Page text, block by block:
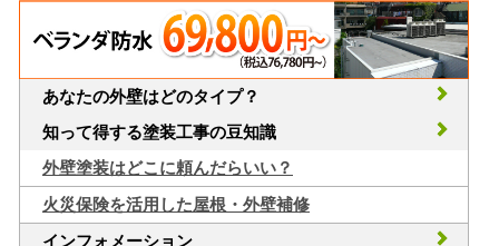
あなたの外壁はどのタイプ？
知って得する塗装工事の豆知識
外壁塗装はどこに頼んだらいい？
火災保険を活用した屋根・外壁補修
インフォメーション